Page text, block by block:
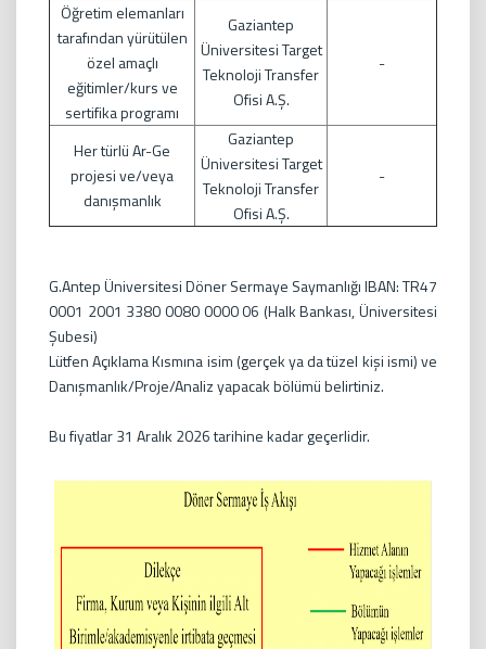
Öğretim elemanları
tarafından yürütülen
özel amaçlı
eğitimler/kurs ve
sertifika programı
Gaziantep
Üniversitesi Target
Teknoloji Transfer
Ofisi A.Ş.
-
Her türlü Ar-Ge
projesi ve/veya
danışmanlık
Gaziantep
Üniversitesi Target
Teknoloji Transfer
Ofisi A.Ş.
-
G.Antep Üniversitesi Döner Sermaye Saymanlığı IBAN: TR47
0001 2001 3380 0080 0000 06 (Halk Bankası, Üniversitesi
Şubesi)
Lütfen Açıklama Kısmına isim (gerçek ya da tüzel kişi ismi) ve
Danışmanlık/Proje/Analiz yapacak bölümü belirtiniz.
Bu fiyatlar 31 Aralık 2026 tarihine kadar geçerlidir.